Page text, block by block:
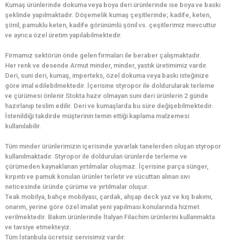
Kumaş ürünlerinde dokuma veya boya deri ürünlerinde ise boya ve baskı
şeklinde yapılmaktadır. Döşemelik kumaş çeşitlerinde; kadife, keten,
şönil, pamuklu keten, kadife görünümlü şönil vs. çeşitlerimiz mevcuttur
ve ayrıca özel üretim yapılabilmektedir.
Firmamız sektörün önde gelen firmaları ile beraber çalışmaktadır.
Her renk ve desende Armut minder, minder, yastık üretimimiz vardır.
Deri, suni deri, kumaş, imperteks, özel dokuma veya baskı isteğinize
göre imal edilebilmektedir. İçerisine styropor ile doldurularak terleme
ve çürümesi önlenir Stokta hazır olmayan suni deri ürünlerin 2 günde
hazırlanıp teslim edilir. Deri ve kumaşlarda bu süre değişebilmektedir.
İstenildiği takdirde müşterinin temin ettiği kaplama malzemesi
kullanılabilir.
Tüm minder ürünlerimizin içerisinde yuvarlak tanelerden oluşan styropor
kullanılmaktadır. Styropor ile doldurulan ürünlerde terleme ve
çürümeden kaynaklanan yırtılmalar oluşmaz. İçerisine parça sünger,
kırpıntı ve pamuk konulan ürünler terletir ve vücuttan alınan sıvı
neticesinde üründe çürüme ve yırtılmalar oluşur.
Teak mobilya, bahçe mobilyası, çardak, ahşap deck yaz ve kış bakımı,
onarım, yerine göre özel imalat yeni yapılması konularında hizmet
verilmektedir. Bakım ürünlerinde İtalyan Filachim ürünlerini kullanmakta
ve tavsiye etmekteyiz.
Tüm İstanbula ücretsiz servisimiz vardır.